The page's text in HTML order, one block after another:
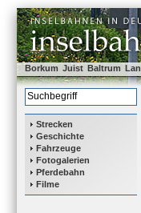
Borkum Juist Baltrum
Strecken
Geschichte
Fahrzeuge
Fotogalerien
Pferdebahn
Filme